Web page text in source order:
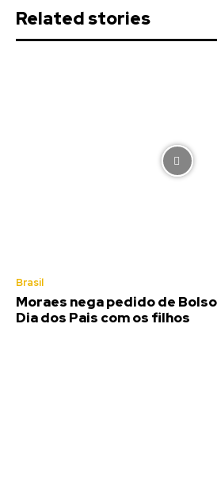
Related stories
Brasil
Moraes nega pedido de
Dia dos Pais com os filhos